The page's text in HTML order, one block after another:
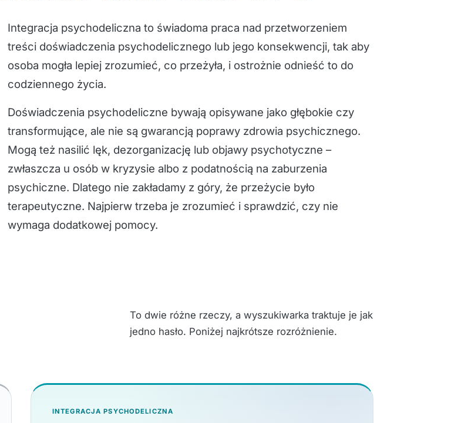
Integracja psychodeliczna to świadoma praca nad przetworzeniem
treści doświadczenia psychodelicznego lub jego konsekwencji, tak aby
osoba mogła lepiej zrozumieć, co przeżyła, i ostrożnie odnieść to do
codziennego życia.
Doświadczenia psychodeliczne bywają opisywane jako głębokie czy
transformujące, ale nie są gwarancją poprawy zdrowia psychicznego.
Mogą też nasilić lęk, dezorganizację lub objawy psychotyczne –
zwłaszcza u osób w kryzysie albo z podatnością na zaburzenia
psychiczne. Dlatego nie zakładamy z góry, że przeżycie było
terapeutyczne. Najpierw trzeba je zrozumieć i sprawdzić, czy nie
wymaga dodatkowej pomocy.
To dwie różne rzeczy, a wyszukiwarka traktuje je jak
jedno hasło. Poniżej najkrótsze rozróżnienie.
INTEGRACJA PSYCHODELICZNA